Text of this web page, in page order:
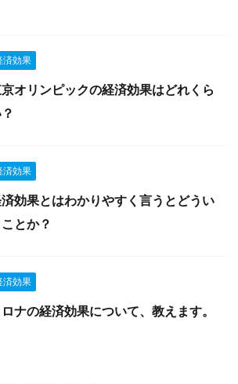
済効果
オリンピックの経済効果はどれくら
済効果
効果とはわかりやすく言うとどうい
とか？
済効果
ナの経済効果について、教えます。